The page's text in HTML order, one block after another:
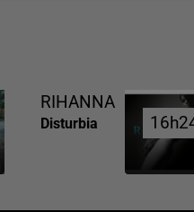
RIHANNA
Disturbia